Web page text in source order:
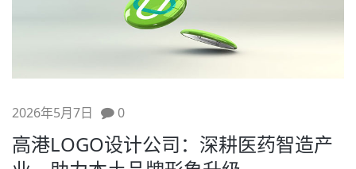
2026年5月7日 0
高港LOGO设计公司：深耕医药智造产